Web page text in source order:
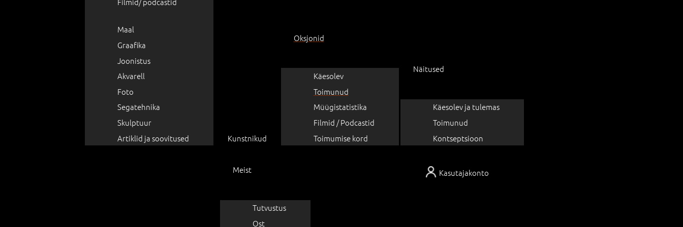
Kasutajakonto
Maal
Graafika
Joonistus
Akvarell
Foto
Segatehnika
Skulptuur
Artiklid ja soovitused
Kunstnikud
Oksjonid
Käesolev
Toimunud
Müügistatistika
Filmid / Podcastid
Toimumise kord
Näitused
Käesolev ja tulemas
Toimunud
Kontseptsioon
Meist
Tutvustus
Ost